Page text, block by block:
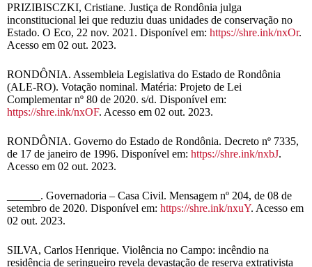
PRIZIBISCZKI, Cristiane. Justiça de Rondônia julga
inconstitucional lei que reduziu duas unidades de conservação no
Estado. O Eco, 22 nov. 2021. Disponível em: https://shre.ink/nxOr.
Acesso em 02 out. 2023.
RONDÔNIA. Assembleia Legislativa do Estado de Rondônia
(ALE-RO). Votação nominal. Matéria: Projeto de Lei
Complementar nº 80 de 2020. s/d. Disponível em:
https://shre.ink/nxOF. Acesso em 02 out. 2023.
RONDÔNIA. Governo do Estado de Rondônia. Decreto nº 7335,
de 17 de janeiro de 1996. Disponível em: https://shre.ink/nxbJ.
Acesso em 02 out. 2023.
______. Governadoria – Casa Civil. Mensagem nº 204, de 08 de
setembro de 2020. Disponível em: https://shre.ink/nxuY. Acesso em
02 out. 2023.
SILVA, Carlos Henrique. Violência no Campo: incêndio na
residência de seringueiro revela devastação de reserva extrativista